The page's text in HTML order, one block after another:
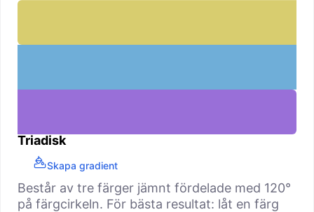
Triadisk
Skapa gradient
Består av tre färger jämnt fördelade med 120°
på färgcirkeln. För bästa resultat: låt en färg